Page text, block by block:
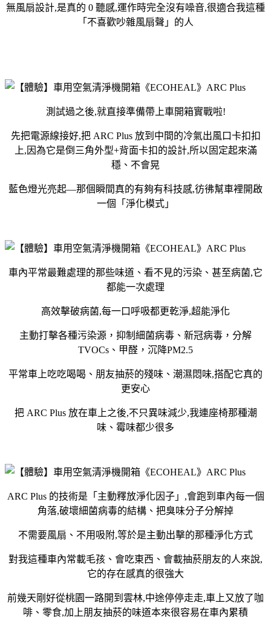
無風扇設計,是真的 0 聽感,運作時完全沒有噪音,很適合我這種
「不喜歡吵雜風扇聲」的人
測試過之後,就直接準備帶上車開箱實戰啦!
先把電源線接好,把 ARC Plus 放到中間的冷氣出風口卡扣扣
上,因為它是倒三角外型+背面卡扣的設計,所以固定起來滿
穩、不會晃
藍色燈光亮起—那個瞬間真的有夠有科技感,彷彿幫車裡開啟
一個「淨化模式」
車內平常最難處理的那些味道、看不見的污染、甚至病菌,它
都能一次處理
高效擊破病菌,每一口呼吸都更乾淨,超能淨化
主動打擊各種污染源，抑制細菌病毒、新冠病毒，分解
TVOCs、甲醛，沉降PM2.5
平常車上吃吃喝喝、朋友抽菸的殘味、潮濕悶味,搭配它真的
更安心
把 ARC Plus 放在車上之後,不只異味減少,我連座椅那種潮
味、霉味都少很多
ARC Plus 的技術是「主動釋放淨化因子」,會跑到車內每一個
角落,破壞細菌病毒的結構、把臭味分子分解掉
不需要風扇、不用吸附,等於是主動出擊的那種淨化方式
對我這種車內常載毛孩、會吃東西、會載抽菸朋友的人來說,
它的存在感真的很強大
前幾天剛好從桃園一路開到雲林,中途停停走走,車上又放了咖
啡、零食,加上朋友抽菸的味道本來很容易在車內累積